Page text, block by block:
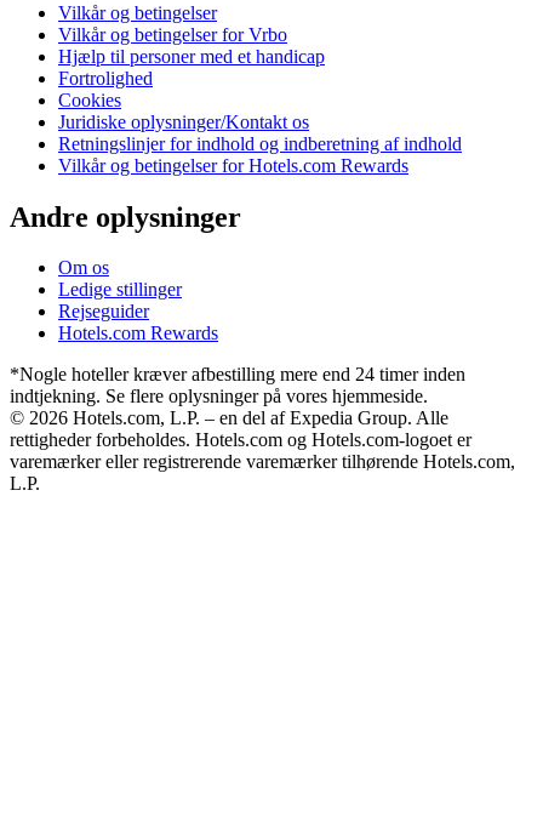
Vilkår og betingelser
Vilkår og betingelser for Vrbo
Hjælp til personer med et handicap
Fortrolighed
Cookies
Juridiske oplysninger/Kontakt os
Retningslinjer for indhold og indberetning af indhold
Vilkår og betingelser for Hotels.com Rewards
Andre oplysninger
Om os
Ledige stillinger
Rejseguider
Hotels.com Rewards
*Nogle hoteller kræver afbestilling mere end 24 timer inden
indtjekning. Se flere oplysninger på vores hjemmeside.
© 2026 Hotels.com, L.P. – en del af Expedia Group. Alle
rettigheder forbeholdes. Hotels.com og Hotels.com-logoet er
varemærker eller registrerende varemærker tilhørende Hotels.com,
L.P.